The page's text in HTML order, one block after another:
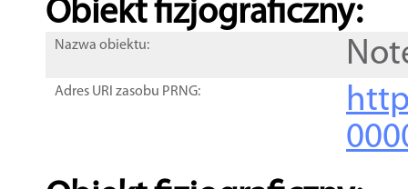
Obiekt fizjograficzny:
Nazwa obiektu:
Adres URI zasobu PRNG: